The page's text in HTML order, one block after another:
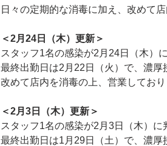
日々の定期的な消毒に加え、改めて
＜2月24日（木）更新＞
スタッフ1名の感染が2月24日（木）
最終出勤日は2月22日（火）で、濃厚
改めて店内を消毒の上、営業しており
＜2月3日（木）更新＞
スタッフ1名の感染が2月3日（木）に
最終出勤日は1月29日（土）で、濃厚